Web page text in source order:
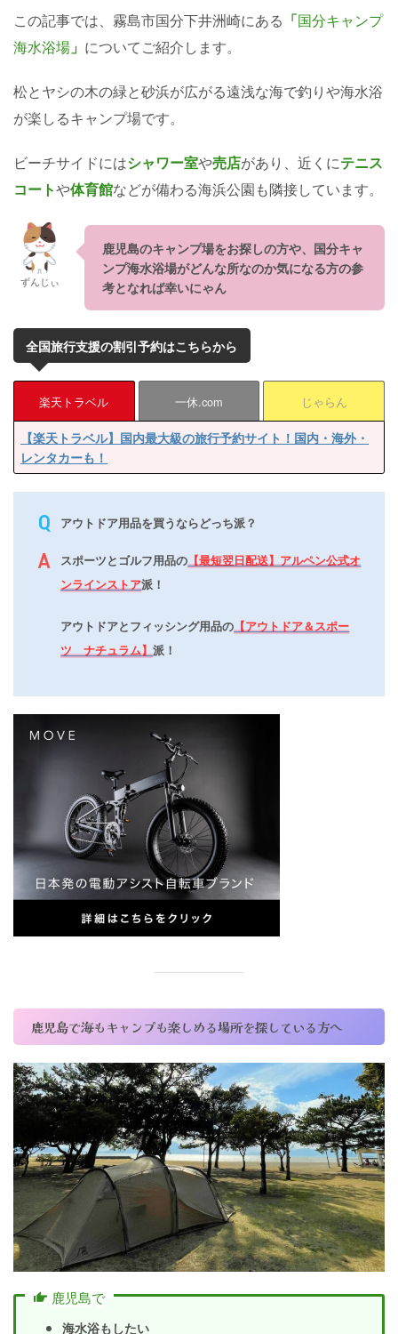
この記事では、霧島市国分下井洲崎にある 「国分キャンプ
海水浴場 」 についてご紹介します。
松とヤシの木の緑と砂浜が広がる遠浅な海で釣りや海水浴
が楽しるキャンプ場です。
ビーチサイドにはシャワー室や売店があり、近くにテニス
コートや体育館などが備わる海浜公園も隣接しています。
ずんじぃ
鹿児島のキャンプ場をお探しの方や、国分キャ
ンプ海水浴場がどんな所なのか気になる方の参
考となれば幸いにゃん
全国旅行支援の割引予約はこちらから
楽天トラベル 一休.com じゃらん
【楽天トラベル】国内最大級の旅行予約サイト！国内・海外・
レンタカーも！
アウトドア用品を買うならどっち派？
スポーツとゴルフ用品の【最短翌日配送】アルペン公式オ
ンラインストア派！
アウトドアとフィッシング用品の【アウトドア＆スポー
ツ ナチュラム】派！
鹿児島で海もキャンプも楽しめる場所を探している方へ
鹿児島で
海水浴もしたい